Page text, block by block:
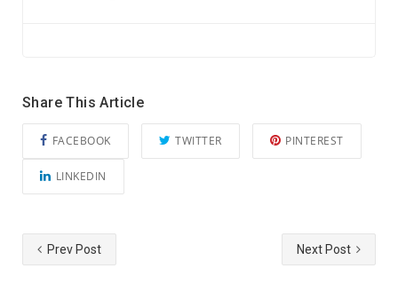
Share This Article
FACEBOOK TWITTER PINTEREST
LINKEDIN
Prev Post Next Post